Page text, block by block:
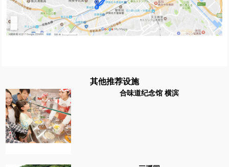
其他推荐设施
合味道纪念馆 横滨